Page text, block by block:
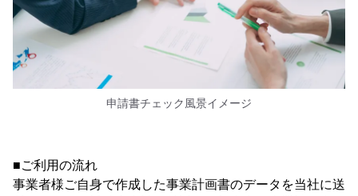
申請書チェック風景イメージ
■ご利用の流れ
事業者様ご自身で作成した事業計画書のデータを当社に送